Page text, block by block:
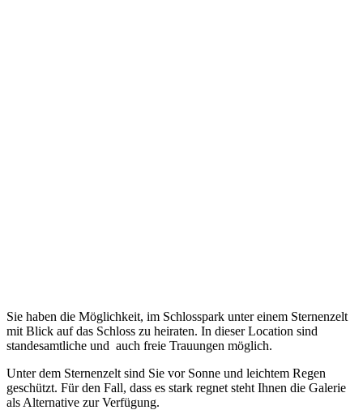
Sie haben die Möglichkeit, im Schlosspark unter einem Sternenzelt
mit Blick auf das Schloss zu heiraten. In dieser Location sind
standesamtliche und auch freie Trauungen möglich.
Unter dem Sternenzelt sind Sie vor Sonne und leichtem Regen
geschützt. Für den Fall, dass es stark regnet steht Ihnen die Galerie
als Alternative zur Verfügung.